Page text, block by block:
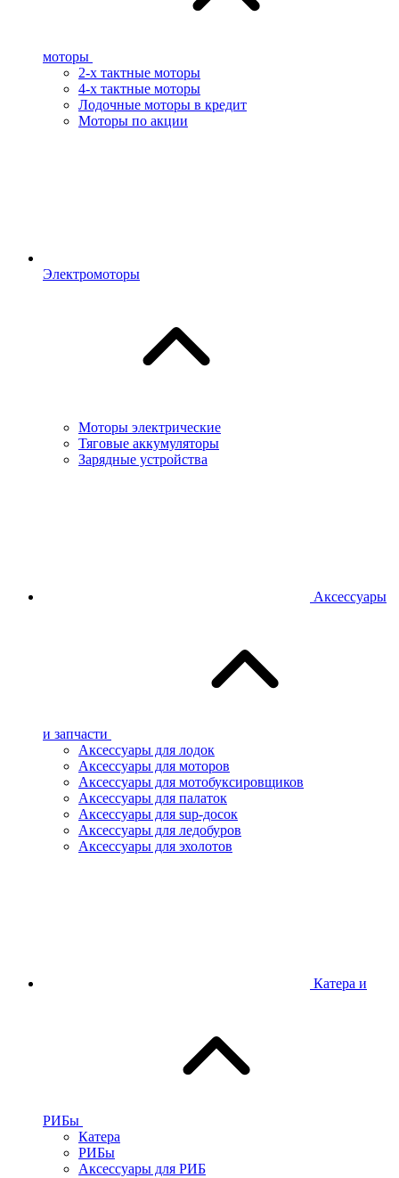
моторы
2-х тактные моторы
4-х тактные моторы
Лодочные моторы в кредит
Моторы по акции
Электромоторы
Моторы электрические
Тяговые аккумуляторы
Зарядные устройства
Аксессуары
и запчасти
Аксессуары для лодок
Аксессуары для моторов
Аксессуары для мотобуксировщиков
Аксессуары для палаток
Аксессуары для sup-досок
Аксессуары для ледобуров
Аксессуары для эхолотов
Катера и
РИБы
Катера
РИБы
Аксессуары для РИБ